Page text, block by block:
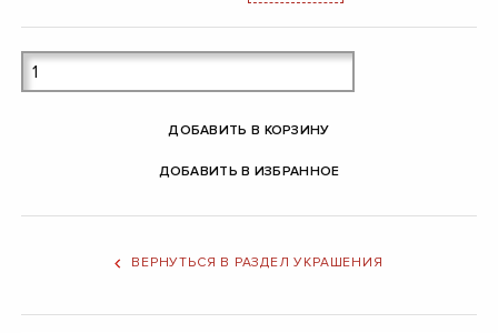
ДОБАВИТЬ В КОРЗИНУ
ДОБАВИТЬ В ИЗБРАННОЕ
ВЕРНУТЬСЯ В РАЗДЕЛ УКРАШЕНИЯ